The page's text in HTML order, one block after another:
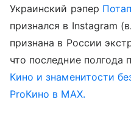
Украинский рэпер Потап
признался в Instagram
признана в России
что последние полгода
Кино и знаменитости
ProКино в MAX.